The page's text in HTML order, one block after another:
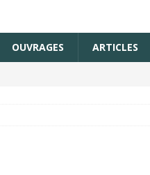
OUVRAGES ARTICLES